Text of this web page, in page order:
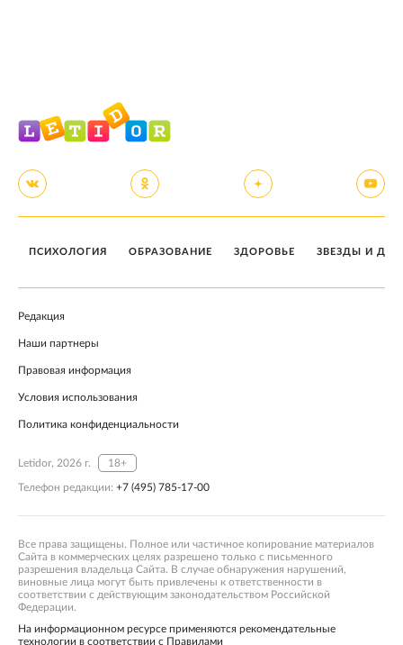
ПСИХОЛОГИЯ ОБРАЗОВАНИЕ ЗДОРОВЬЕ ЗВЕЗДЫ И
Редакция
Наши партнеры
Правовая информация
Условия использования
Политика конфиденциальности
Letidor, 2026 г. 18+
Телефон редакции: +7 (495) 785-17-00
Все права защищены. Полное или частичное копирование материалов
Сайта в коммерческих целях разрешено только с письменного
разрешения владельца Сайта. В случае обнаружения нарушений,
виновные лица могут быть привлечены к ответственности в
соответствии с действующим законодательством Российской
Федерации.
На информационном ресурсе применяются рекомендательные
технологии в соответствии с Правилами